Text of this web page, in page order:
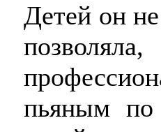
Детей он
пьяным по